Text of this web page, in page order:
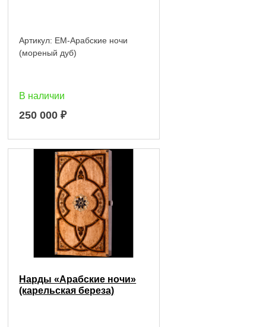
Артикул: EM-Арабские ночи
(мореный дуб)
В наличии
250 000 ₽
Нарды «Арабские ночи»
(карельская береза)